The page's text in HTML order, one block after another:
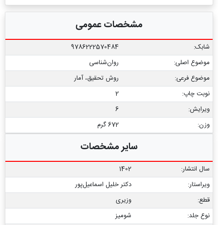
مشخصات عمومی
شابک:
9786222570484
موضوع اصلی:
روان‌شناسی
موضوع فرعی:
روش تحقیق، آمار
نوبت چاپ:
2
ویرایش:
6
وزن:
672 گرم
سایر مشخصات
سال انتشار:
1402
ویراستار:
دکتر خلیل اسماعیل‌پور
قطع:
وزیری
نوع جلد:
شومیز